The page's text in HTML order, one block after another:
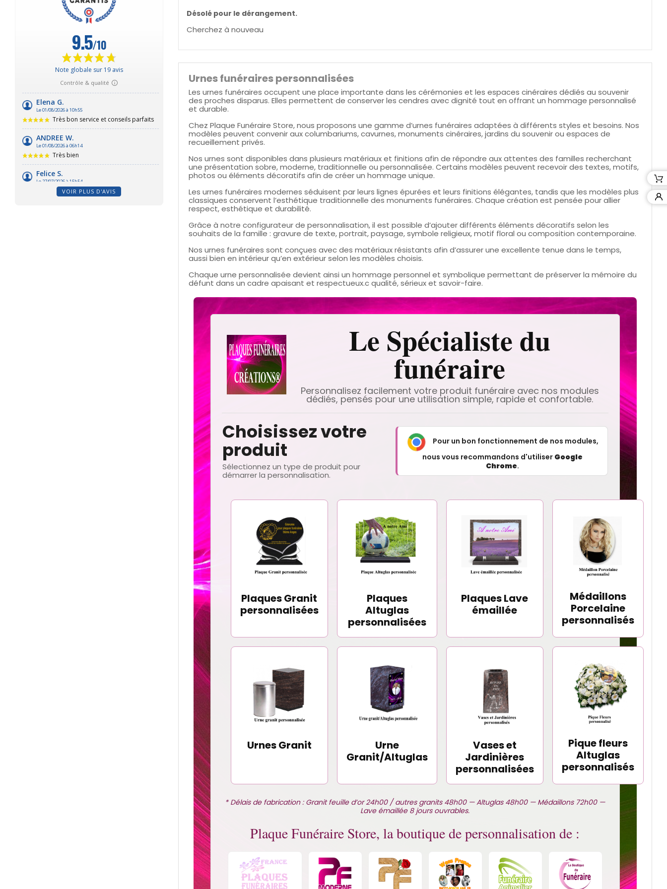
VOIR PLUS D'AVIS
Désolé pour le dérangement.
Cherchez à nouveau
Urnes funéraires personnalisées
Les urnes funéraires occupent une place importante dans les cérémonies et les espaces cinéraires dédiés au souvenir
des proches disparus. Elles permettent de conserver les cendres avec dignité tout en offrant un hommage personnalisé
et durable.
Chez Plaque Funéraire Store, nous proposons une gamme d’urnes funéraires adaptées à différents styles et besoins. Nos
modèles peuvent convenir aux columbariums, cavurnes, monuments cinéraires, jardins du souvenir ou espaces de
recueillement privés.
Nos urnes sont disponibles dans plusieurs matériaux et finitions afin de répondre aux attentes des familles recherchant
une présentation sobre, moderne, traditionnelle ou personnalisée. Certains modèles peuvent recevoir des textes, motifs,
photos ou éléments décoratifs afin de créer un hommage unique.
Les urnes funéraires modernes séduisent par leurs lignes épurées et leurs finitions élégantes, tandis que les modèles plus
classiques conservent l’esthétique traditionnelle des monuments funéraires. Chaque création est pensée pour allier
respect, esthétique et durabilité.
Grâce à notre configurateur de personnalisation, il est possible d’ajouter différents éléments décoratifs selon les
souhaits de la famille : gravure de texte, portrait, paysage, symbole religieux, motif floral ou composition contemporaine.
Nos urnes funéraires sont conçues avec des matériaux résistants afin d’assurer une excellente tenue dans le temps,
aussi bien en intérieur qu’en extérieur selon les modèles choisis.
Chaque urne personnalisée devient ainsi un hommage personnel et symbolique permettant de préserver la mémoire du
défunt dans un cadre apaisant et respectueux.c qualité, sérieux et savoir-faire.
Le Spécialiste du
funéraire
Personnalisez facilement votre produit funéraire avec nos modules
dédiés, pensés pour une utilisation simple, rapide et confortable.
Choisissez votre
produit
Sélectionnez un type de produit pour
démarrer la personnalisation.
Pour un bon fonctionnement de nos modules,
nous vous recommandons d'utiliser Google
Chrome.
Plaques Granit
personnalisées
Plaques
Altuglas
personnalisées
Plaques Lave
émaillée
Médaillons
Porcelaine
personnalisés
Urnes Granit
Urne
Granit/Altuglas
Vases et
Jardinières
personnalisées
Pique fleurs
Altuglas
personnalisés
* Délais de fabrication : Granit feuille d’or 24h00 / autres granits 48h00 — Altuglas 48h00 — Médaillons 72h00 —
Lave émaillée 8 jours ouvrables.
Plaque Funéraire Store, la boutique de personnalisation de :